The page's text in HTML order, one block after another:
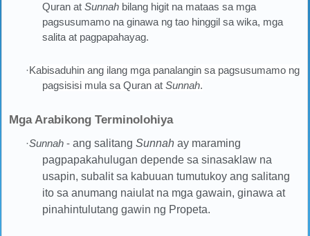
Quran at Sunnah bilang higit na mataas sa mga
pagsusumamo na ginawa ng tao hinggil sa wika, mga
salita at pagpapahayag.
·Kabisaduhin ang ilang mga panalangin sa pagsusumamo ng
pagsisisi mula sa Quran at Sunnah.
Mga Arabikong Terminolohiya
·Sunnah - ang salitang Sunnah ay maraming
pagpapakahulugan depende sa sinasaklaw na
usapin, subalit sa kabuuan tumutukoy ang salitang
ito sa anumang naiulat na mga gawain, ginawa at
pinahintulutang gawin ng Propeta.